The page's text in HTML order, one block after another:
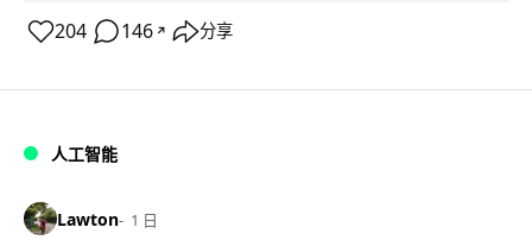
204 146 ↗ 分享
人工智能
Lawton 1 日